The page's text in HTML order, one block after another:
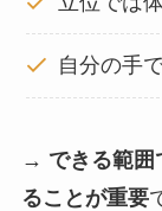
自分の手
→ できる範囲
ることが重要